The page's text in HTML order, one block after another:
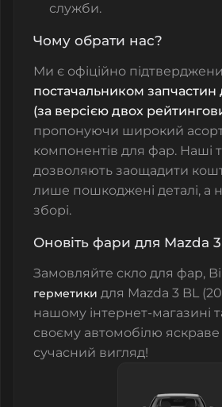
служби.
Чому обрати нас?
Ми є офіційно
постачальником запчастин
(за версією двох
пропонуючи широкий
компонентів для фар. Наші
дозволяють заощадити
лише пошкоджені деталі, а
зборі.
Оновіть фари для Mazda
Замовляйте скло для фар,
герметики для Mazda 3 BL
нашому інтернет-магазині
своєму автомобілю яскраве
сучасний вигляд!